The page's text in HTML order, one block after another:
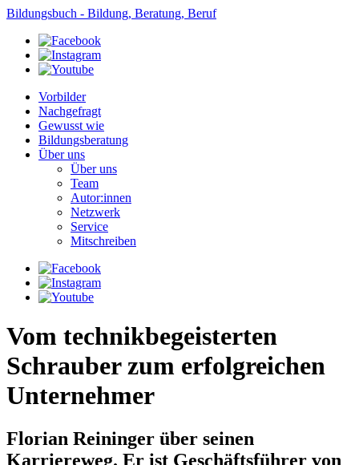
Bildungsbuch - Bildung, Beratung, Beruf
Vorbilder
Nachgefragt
Gewusst wie
Bildungsberatung
Über uns
Über uns
Team
Autor:innen
Netzwerk
Service
Mitschreiben
Vom technikbegeisterten
Schrauber zum erfolgreichen
Unternehmer
Florian Reininger über seinen
Karriereweg. Er ist Geschäftsführer von